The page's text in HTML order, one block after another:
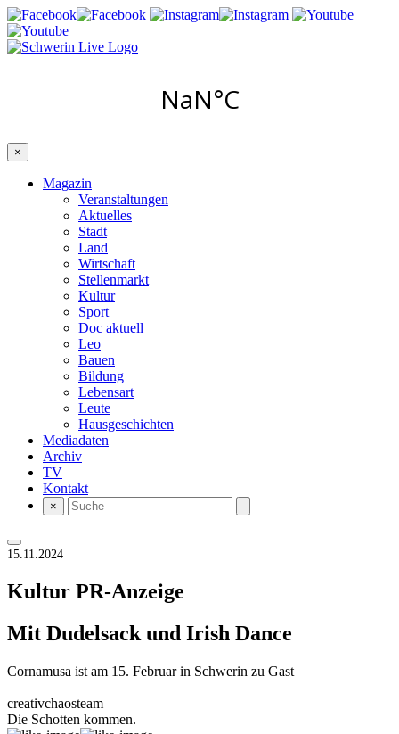
×
Magazin
Veranstaltungen
Aktuelles
Stadt
Land
Wirtschaft
Stellenmarkt
Kultur
Sport
Doc aktuell
Leo
Bauen
Bildung
Lebensart
Leute
Hausgeschichten
Mediadaten
Archiv
TV
Kontakt
×
15.11.2024
Kultur PR-Anzeige
Mit Dudelsack und Irish Dance
Cornamusa ist am 15. Februar in Schwerin zu Gast
creativchaosteam
Die Schotten kommen.